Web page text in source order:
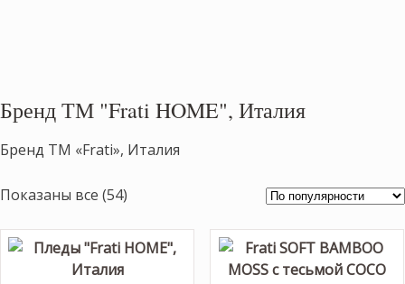
Бренд ТМ "Frati HOME", Италия
Бренд ТМ «Frati», Италия
Показаны все (54)
популярности